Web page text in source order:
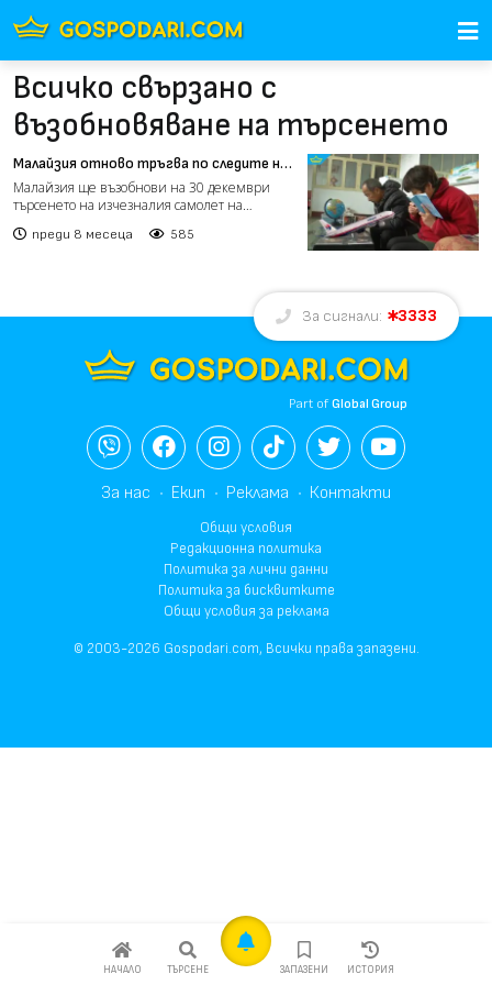
Всичко свързано с
възобновяване на търсенето
Малайзия отново тръгва по следите на
изчезналия полет MH370
Малайзия ще възобнови на 30 декември
търсенето на изчезналия самолет на
преди 8 месеца 585
НАЧАЛО ТЪРСЕНЕ ЗАПАЗЕНИ ИСТОРИЯ
За сигнали: 3333
Part ofGlobal Group
За нас Екип Реклама Контакти
Общи условия
Редакционна политика
Политика за лични данни
Политика за бисквитките
Общи условия за реклама
© 2003-2026 Gospodari.com, Всички права запазени.